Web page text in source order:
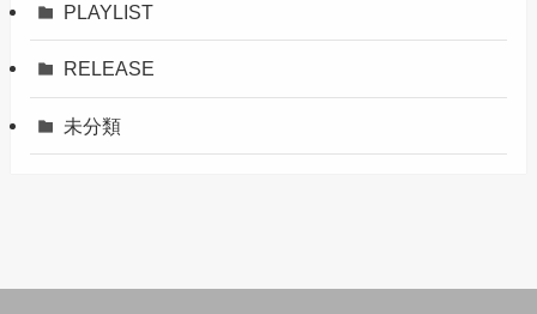
PLAYLIST
RELEASE
未分類